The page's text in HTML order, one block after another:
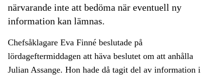
närvarande inte att bedöma när eventuell ny
information kan lämnas.
Chefsåklagare Eva Finné beslutade på
lördageftermiddagen att häva beslutet om att anhålla
Julian Assange. Hon hade då tagit del av information i